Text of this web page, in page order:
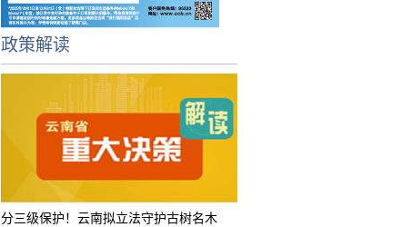
政策解读
分三级保护！云南拟立法守护古树名木